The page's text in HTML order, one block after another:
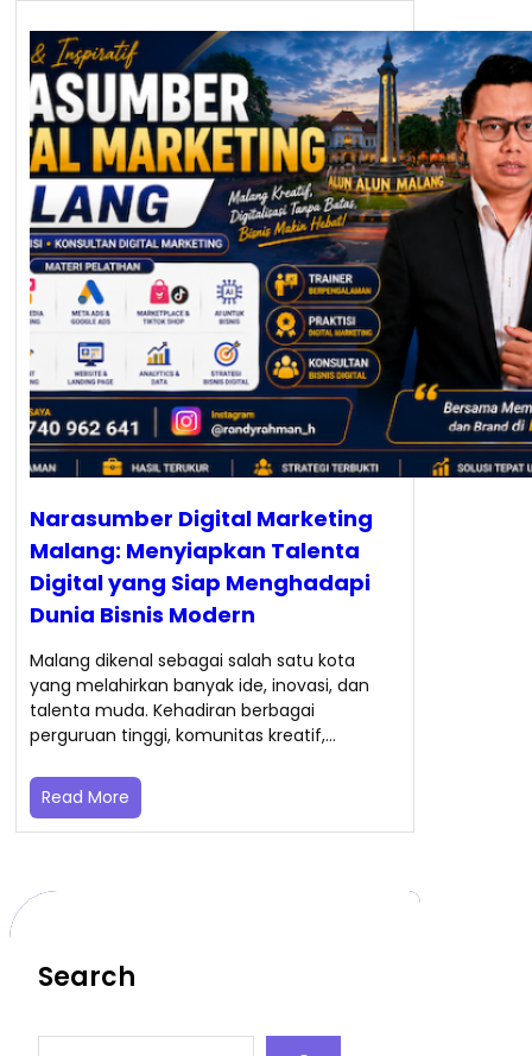
Narasumber Digital Marketing
Malang: Menyiapkan Talenta
Digital yang Siap Menghadapi
Dunia Bisnis Modern
Malang dikenal sebagai salah satu kota
yang melahirkan banyak ide, inovasi, dan
talenta muda. Kehadiran berbagai
perguruan tinggi, komunitas kreatif,…
Read More
Search